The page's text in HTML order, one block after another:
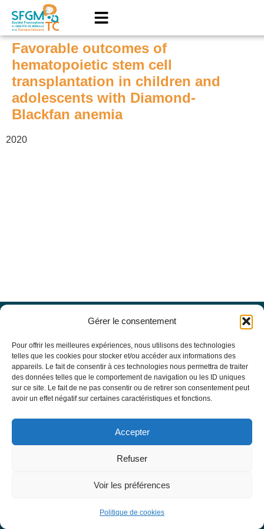
Gérer le consentement
Pour offrir les meilleures expériences, nous utilisons des technologies
telles que les cookies pour stocker et/ou accéder aux informations des
appareils. Le fait de consentir à ces technologies nous permettra de traiter
des données telles que le comportement de navigation ou les ID uniques
sur ce site. Le fait de ne pas consentir ou de retirer son consentement peut
avoir un effet négatif sur certaines caractéristiques et fonctions.
Accepter
Refuser
Voir les préférences
Politique de cookies
Favorable outcomes of
hematopoietic stem cell
transplantation in children and
adolescents with Diamond-
Blackfan anemia
2020
Actualités
Agenda
Missions du site
Mentions légales
Conditions générales d’utilisation
Base de données EBMT Registry